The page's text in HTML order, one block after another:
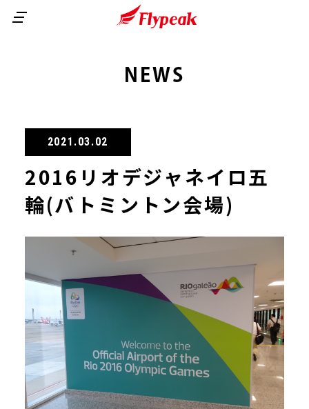
無印
GF BLACK
トライアルセット
１０ダース以上ご購入の方
会員登録について 会員ランクについて
ご注文方法について お支払方法について
配送について 返品・交換について
会員メニュー
カートを見る
マイページ
会社案内 サイトマップ
News お問い合わせ
NEWS
2021.03.02
2016リオデジャネイロ五
輪(バトミントン会場)